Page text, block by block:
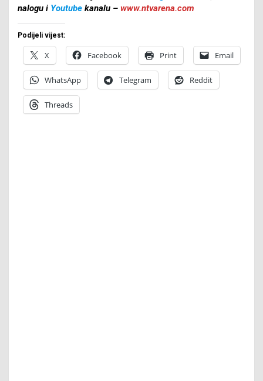
nalogu i Youtube kanalu – www.ntvarena.com
Podijeli vijest:
X Facebook Print Email
WhatsApp Telegram Reddit
Threads